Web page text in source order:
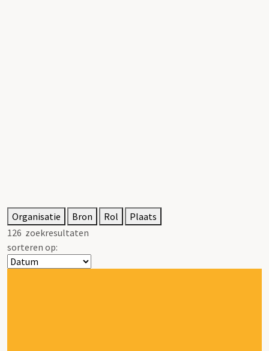
Organisatie Bron Rol
Plaats
126 zoekresultaten
sorteren op: